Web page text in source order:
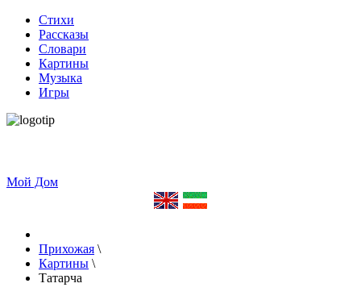
Стихи
Рассказы
Словари
Картины
Музыка
Игры
Мой Дом
Прихожая \
Картины \
Татарча